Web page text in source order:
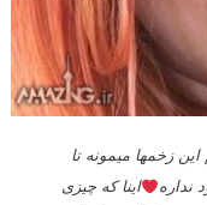
زخمها میمونه تا
نداره
اینا که چیزى